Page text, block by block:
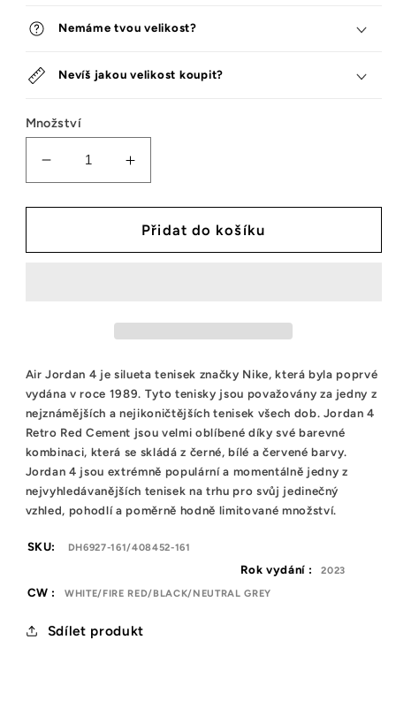
Nemáme tvou velikost?
Nevíš jakou velikost koupit?
Množství
Snížit
množství
tenisek
4
Zvýšit
množství
tenisek
Jordan
4
Přidat do košíku
Air Jordan 4 je silueta tenisek značky Nike, která byla poprvé
vydána v roce 1989. Tyto tenisky jsou považovány za jedny z
nejznámějších a nejikoničtějších tenisek všech dob. Jordan 4
Retro Red Cement jsou velmi oblíbené díky své barevné
kombinaci, která se skládá z černé, bílé a červené barvy.
Jordan 4 jsou extrémně populární a momentálně jedny z
nejvyhledávanějších tenisek na trhu pro svůj jedinečný
vzhled, pohodlí a poměrně hodně limitované množství.
SKU: DH6927-161/408452-161
Rok vydání : 2023
CW : WHITE/FIRE RED/BLACK/NEUTRAL GREY
Sdílet produkt